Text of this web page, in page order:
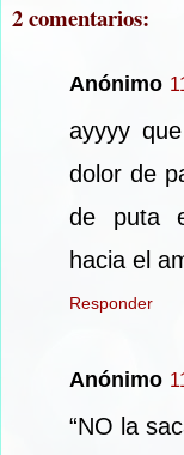
2 comentarios:
Anónimo
ayyyy
dolor de
de puta
hacia el
Responder
Anónimo
“NO la